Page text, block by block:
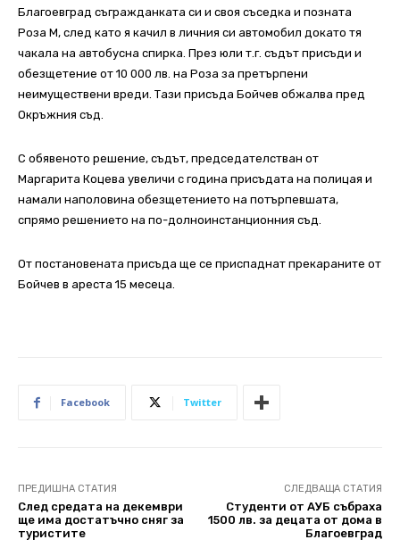
Благоевград съгражданката си и своя съседка и позната
Роза М, след като я качил в личния си автомобил докато тя
чакала на автобусна спирка. През юли т.г. съдът присъди и
обезщетение от 10 000 лв. на Роза за претърпени
неимуществени вреди. Тази присъда Бойчев обжалва пред
Окръжния съд.
С обявеното решение, съдът, председателстван от
Маргарита Коцева увеличи с година присъдата на полицая и
намали наполовина обезщетението на потърпевшата,
спрямо решението на по-долноинстанционния съд.
От постановената присъда ще се приспаднат прекараните от
Бойчев в ареста 15 месеца.
Facebook Twitter
ПРЕДИШНА СТАТИЯ
След средата на декември
ще има достатъчно сняг за
туристите
СЛЕДВАЩА СТАТИЯ
Студенти от АУБ събраха
1500 лв. за децата от дома в
Благоевград